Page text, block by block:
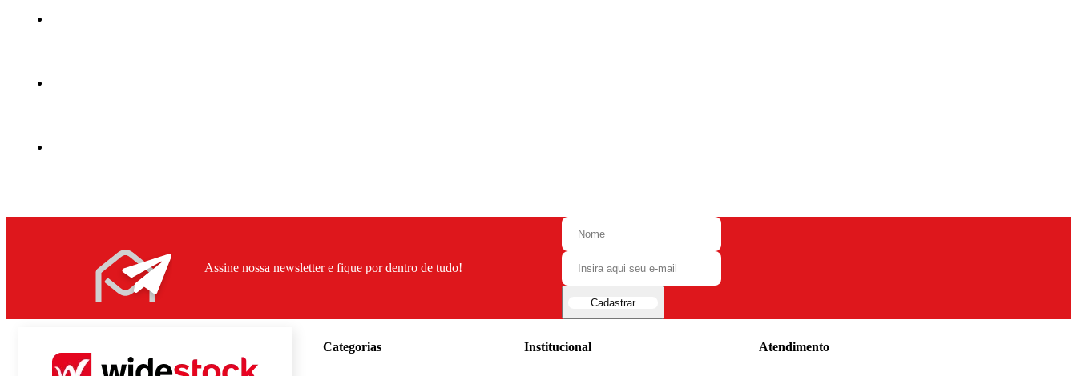
Assine nossa newsletter e fique por dentro de tudo!
Cadastrar
Categorias Institucional Atendimento